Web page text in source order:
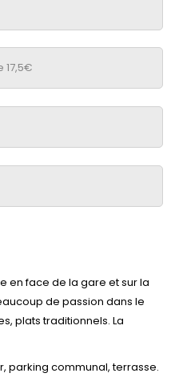
17,5€
en face de la gare et sur la
de passion dans le
plats traditionnels. La
parking communal, terrasse.